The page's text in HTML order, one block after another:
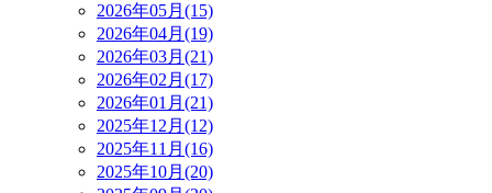
2026年05月(15)
2026年04月(19)
2026年03月(21)
2026年02月(17)
2026年01月(21)
2025年12月(12)
2025年11月(16)
2025年10月(20)